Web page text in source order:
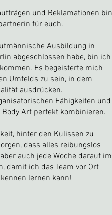
und Reklamationen bin
für euch.
Ausbildung in
abgeschlossen habe, bin ich
Es begeisterte mich
Umfelds zu sein, in dem
ausdrücken.
Fähigkeiten und
Art perfekt kombinieren.
hinter den Kulissen zu
dass alles reibungslos
auch jede Woche darauf im
damit ich das Team vor Ort
lernen kann!